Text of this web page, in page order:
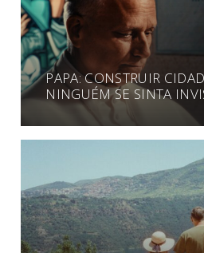
PAPA: CONSTRUIR
NINGUÉM SE SINTA